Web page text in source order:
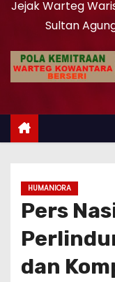
Jejak Warteg
Sultan
HUMANIORA
Pers
dan